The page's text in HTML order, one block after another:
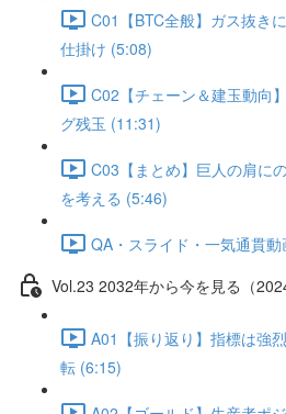
C01【BTC全般】ガス抜き
仕掛け (5:08)
C02【チェーン＆建玉動向
グ残玉 (11:31)
C03【まとめ】巨人の肩に
を考える (5:46)
QA・スライド・一気通貫
Vol.23 2032年から今を見る（
A01【振り返り】指標は強
転 (6:15)